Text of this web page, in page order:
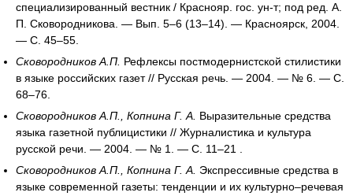
специализированный вестник / Краснояр. гос. ун-т; под ред. А.
П. Сковородникова. — Вып. 5–6 (13–14). — Красноярск, 2004.
— С. 45–55.
Сковородников А.П. Рефлексы постмодернистской стилистики
в языке российских газет // Русская речь. — 2004. — № 6. — С.
68–76.
Сковородников А.П., Копнина Г. А. Выразительные средства
языка газетной публицистики // Журналистика и культура
русской речи. — 2004. — № 1. — С. 11–21 .
Сковородников А.П., Копнина Г. А. Экспрессивные средства в
языке современной газеты: тенденции и их культурно–речевая